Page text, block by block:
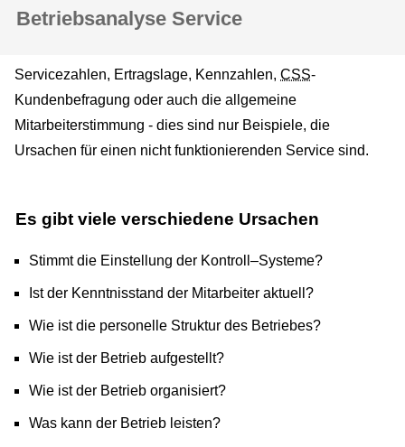
Betriebsanalyse Service
Servicezahlen, Ertragslage, Kennzahlen, CSS-
Kundenbefragung oder auch die allgemeine
Mitarbeiterstimmung - dies sind nur Beispiele, die
Ursachen für einen nicht funktionierenden Service sind.
Es gibt viele verschiedene Ursachen
Stimmt die Einstellung der Kontroll–Systeme?
Ist der Kenntnisstand der Mitarbeiter aktuell?
Wie ist die personelle Struktur des Betriebes?
Wie ist der Betrieb aufgestellt?
Wie ist der Betrieb organisiert?
Was kann der Betrieb leisten?